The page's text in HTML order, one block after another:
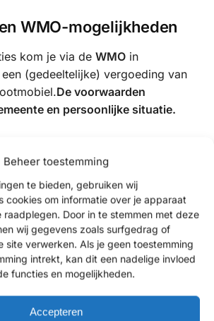
Beheer toestemming
te bieden, gebruiken wij
cookies om informatie over je apparaat
Door in te stemmen met deze
wij gegevens zoals surfgedrag of
site verwerken. Als je geen toestemming
intrekt, kan dit een nadelige invloed
functies en mogelijkheden.
Accepteren
WMO-mogelijkheden
kom je via de WMO in
(gedeeltelijke) vergoeding van
De voorwaarden
en persoonlijke situatie.
over:
binnen de WMO
bijdrage
je aanvraag wordt afgewezen
klanten uit Tilburg voor
advies
uitgebreide proefritmogelijkheden